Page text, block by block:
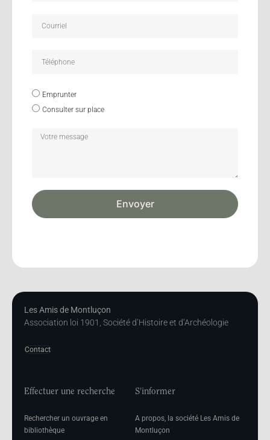
Emprunter
Consulter sur place
Envoyer
Les Amis de Montluçon
Association loi 1901, Société d’Histoire et d’Archéologie
Contact
Effectuer une recherche
Rechercher un ouvrage en
bibliothèque
S'informer
A propos, la société Les Amis de
Montluçon